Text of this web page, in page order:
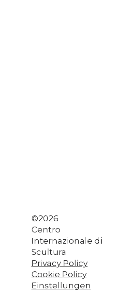
©2026
Centro
Internazionale di
Scultura
Privacy Policy
Cookie Policy
Einstellungen